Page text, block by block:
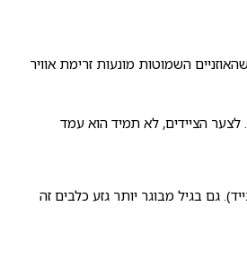
השמוטות מונעות זרימת אוויר
ככלב צייד, והיה ידוע בחוש ריח מפותח. לצער הציידים, לא תמיד הוא עמד
גם בגיל מבוגר יותר גזע כלבים זה